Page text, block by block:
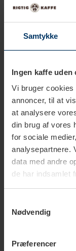
Samtykke
Ingen kaffe uden
Vi bruger
annoncer, til at
at analysere
din brug af vores
for sociale
analysepartnere.
data med andre
de har indsamlet
Nødvendig
Præferencer